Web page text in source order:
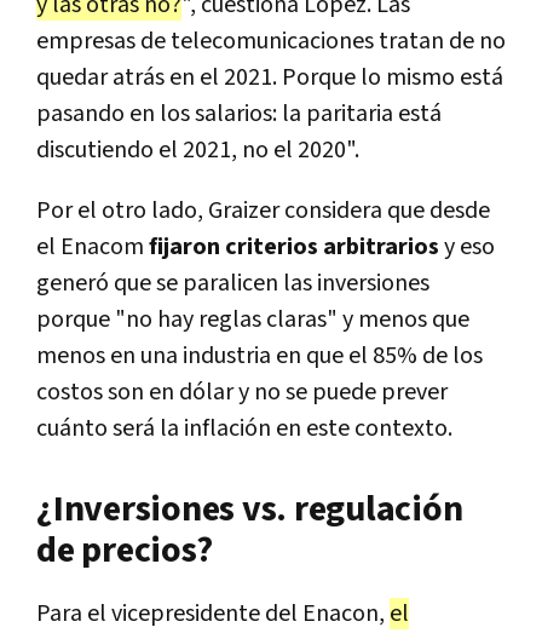
empresas de telecomunicaciones tratan de no
quedar atrás en el 2021. Porque lo mismo está
pasando en los salarios: la paritaria está
discutiendo el 2021, no el 2020".
Por el otro lado, Graizer considera que desde
el Enacomfijaron criterios arbitrariosy eso
generó que se paralicen las inversiones
porque "no hay reglas claras" y menos que
menos en una industria en que el 85% de los
costos son en dólar y no se puede prever
cuánto será la inflación en este contexto.
¿Inversiones vs. regulación
de precios?
Para el vicepresidente del Enacon, el